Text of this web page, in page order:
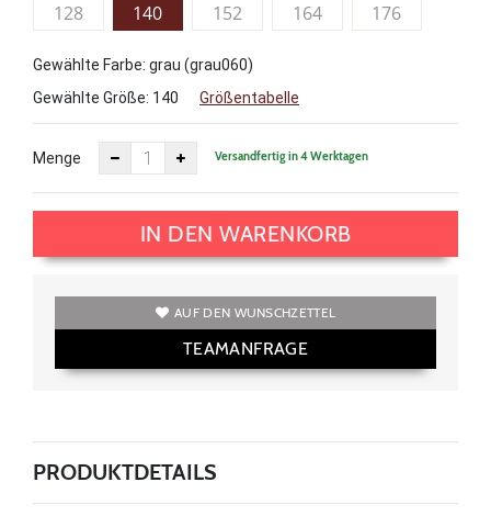
128 140 152 164 176
Gewählte Farbe: grau (grau060)
Gewählte Größe: 140 Größentabelle
Menge Versandfertig in 4 Werktagen
IN DEN WARENKORB
AUF DEN WUNSCHZETTEL
TEAMANFRAGE
PRODUKTDETAILS